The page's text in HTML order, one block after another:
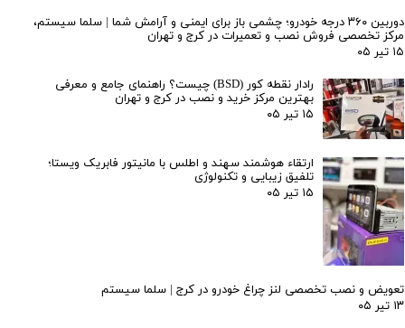
دوربین ۳۶۰ درجه خودرو؛ چشمی باز برای ایمنی و آرامش شما | سلما سیستم،
مرکز تخصصی فروش نصب و تعمیرات در کرج و تهران
۱۵ تیر ۰۵
رادار نقطه کور (BSD) چیست؟ راهنمای جامع و معرفی
بهترین مرکز خرید و نصب در کرج و تهران
۱۵ تیر ۰۵
ارتقاء هوشمند سهند و اطلس با مانیتور فابریک ویستا؛
تلفیق زیبایی و تکنولوژی
۱۵ تیر ۰۵
تعویض و نصب تخصصی لنز چراغ خودرو در کرج | سلما سیستم
۱۳ تیر ۰۵